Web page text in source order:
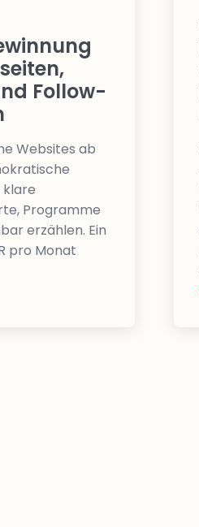
Follow-
Websites ab
Programme
erzählen. Ein
pro Monat